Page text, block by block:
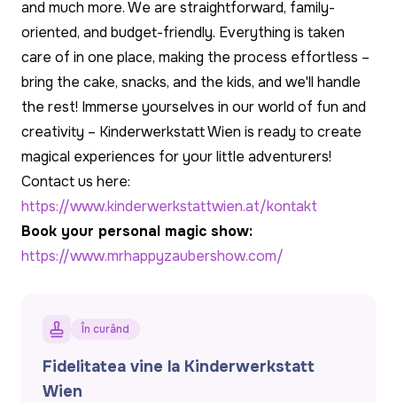
and much more. We are straightforward, family-
oriented, and budget-friendly. Everything is taken
care of in one place, making the process effortless –
bring the cake, snacks, and the kids, and we'll handle
the rest! Immerse yourselves in our world of fun and
creativity – Kinderwerkstatt Wien is ready to create
magical experiences for your little adventurers!
Contact us here:
https://www.kinderwerkstattwien.at/kontakt
Book your personal magic show:
https://www.mrhappyzaubershow.com/
În curând
Fidelitatea vine la Kinderwerkstatt
Wien